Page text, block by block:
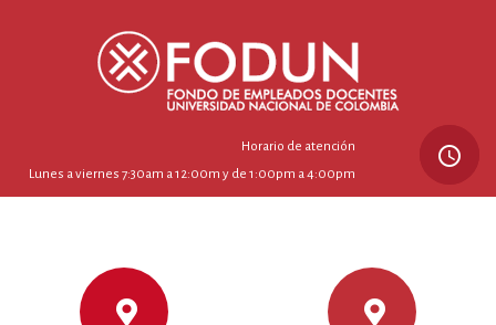
Horario de atención
Lunes a viernes 7:30am a 12:00m y de 1:00pm a 4:00pm
query_builder